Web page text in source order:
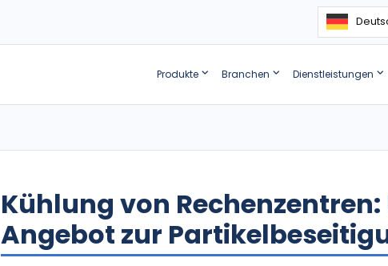
Produkte Branchen Dienstleistungen
Kühlung von
Angebot zur